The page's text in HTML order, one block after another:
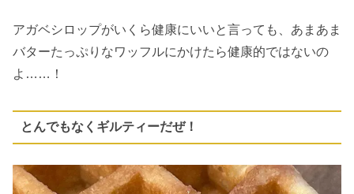
アガベシロップがいくら健康にいいと言っても、あまあま
バターたっぷりなワッフルにかけたら健康的ではないの
よ……！
とんでもなくギルティーだぜ！